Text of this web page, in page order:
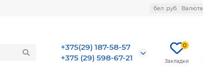
бел. руб. Валюта
+375(29) 187-58-57
+375 (29) 598-67-21
0
Закладки